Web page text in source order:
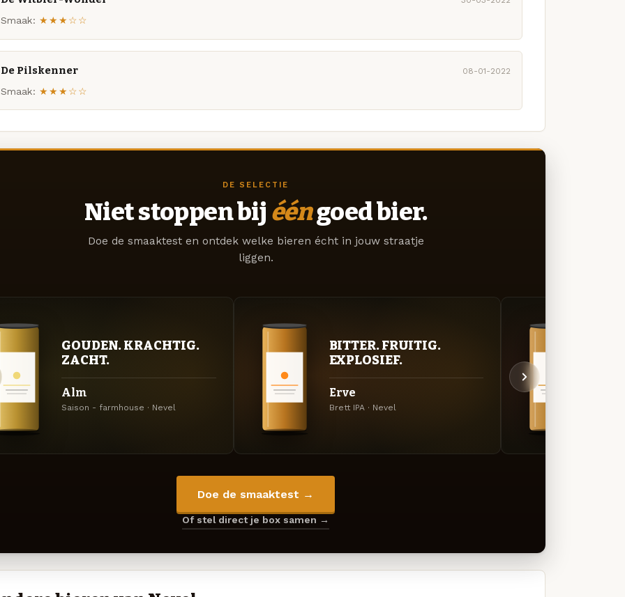
Smaak: ★★★☆☆
De Pilskenner 08-01-2022
Smaak: ★★★☆☆
DE SELECTIE
Niet stoppen bij ééngoed bier.
Doe de smaaktest en ontdek welke bieren écht in jouw straatje
liggen.
GOUDEN. KRACHTIG.
ZACHT.
Alm
Saison - farmhouse · Nevel
BITTER. FRUITIG.
EXPLOSIEF.
Erve
Brett IPA · Nevel
Doe de smaaktest →
Of stel direct je box samen →